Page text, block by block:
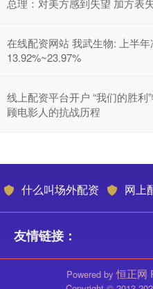
在线配资网站 我武生物: 上半
13.92%~23.97%
线上配资平台开户 “我们的胜利
顾电影人的抗战历程
什么叫场外配资 网上
友情链接：
Powered by恒正网